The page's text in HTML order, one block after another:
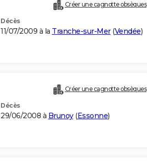
Créer une cagnotte obsèques
Décès
11/07/2009 à la Tranche-sur-Mer(Vendée)
Créer une cagnotte obsèques
Décès
29/06/2008 à Brunoy(Essonne)